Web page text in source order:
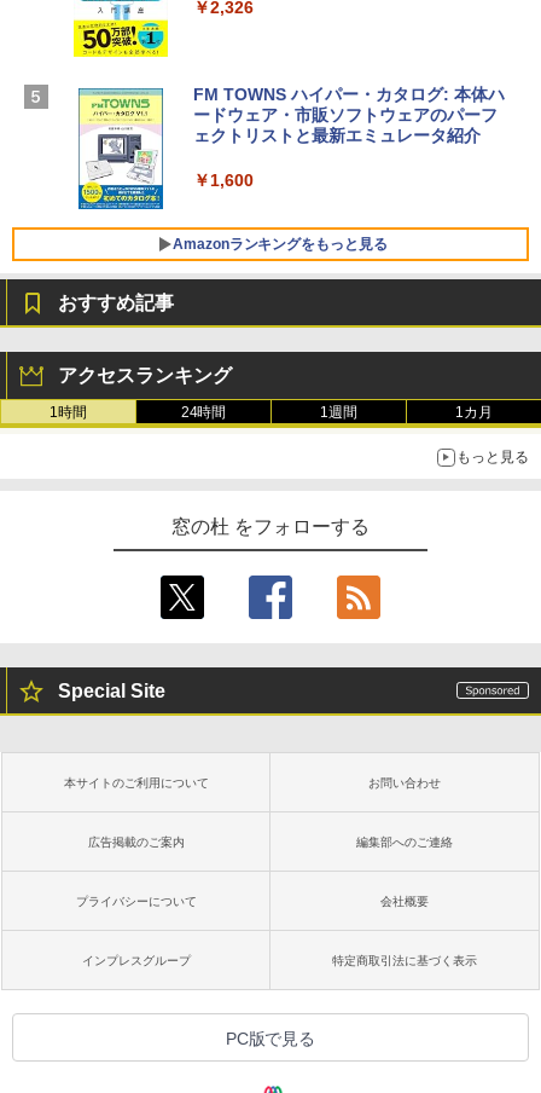
ン 15-fd 15.6インチ 16GBメモリ 512GB
SSD インテル Core 5
ersonal/Copilotキー搭載/Win 11/15.6型/
Core i5/16GB/SSD 512GB/ホワイト) FM
VWK3E15W_AZ
￥139,880
ラインコード版
Windows版 | Minecraft (マインクラフ
ト): Java & Bedrock Edition | オンライ
￥2,326
FM TOWNS ハイパー・カタログ: 本体ハ
ードウェア・市販ソフトウェアのパーフ
ェクトリストと最新エミュレータ紹介
￥1,600
Amazonランキングをもっと見る
ンチディスプレイ、色調調節ライト、12
週間持続バッテリー、広告なし、ブラッ
ク
Amazon Kindle - 目に優しい、かさばら
ない、大きな画面で読みやすい、6週間持
書籍リーダー、ブラック、16GB、広告な
Kindle Paperwhite シグニチャーエディ
るさ自動調整、色調調節ライト、12週間
持続バッテリー、広告なし、メタリック
Amazon Kindle Colorsoft | 16GBストレ
ージ、防水、7インチカラーディスプレ
イ、色調調節ライト、最大8週間持続バッ
テリー、広告無し、ブラック (2025年発
売)
￥31,980
おすすめ記事
アクセスランキング
1時間 24時間 1週間 1カ月
もっと見る
窓の杜 をフォローする
Special Site
本サイトのご利用について お問い合わせ
広告掲載のご案内 編集部へのご連絡
プライバシーについて 会社概要
インプレスグループ 特定商取引法に基づく表示
PC版で見る